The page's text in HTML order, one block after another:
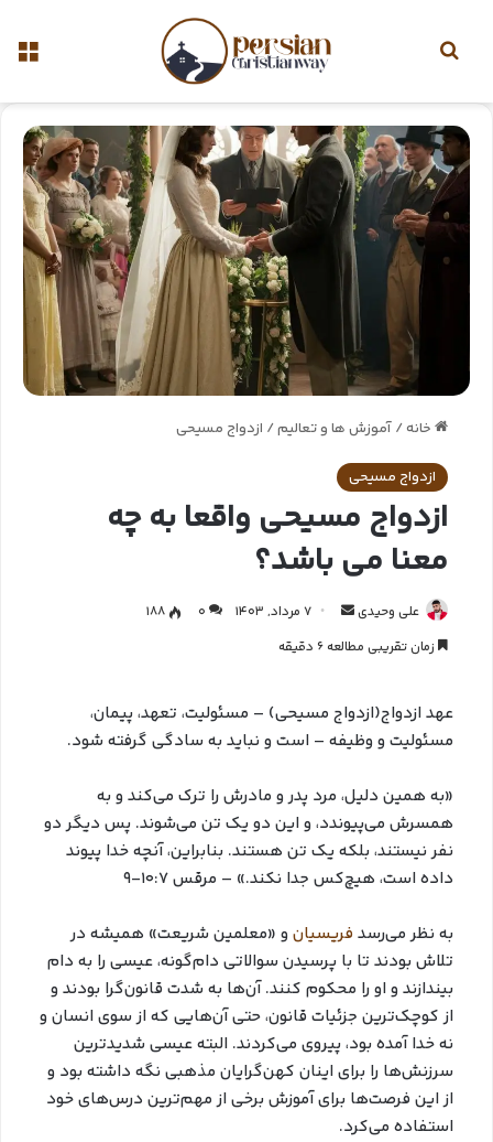
خانه/ آموزش ها و تعالیم/ ازدواج مسیحی
ازدواج مسیحی
ازدواج مسیحی واقعا به چه
معنا می باشد؟
علی وحیدی 7 مرداد, 1403 0
188
زمان تقریبی مطالعه 6 دقیقه
عهد ازدواج(ازدواج مسیحی) – مسئولیت، تعهد، پیمان،
مسئولیت و وظیفه – است و نباید به سادگی گرفته شود.
«به همین دلیل، مرد پدر و مادرش را ترک می‌کند و به
همسرش می‌پیوندد، و این دو یک تن می‌شوند. پس دیگر دو
نفر نیستند، بلکه یک تن هستند. بنابراین، آنچه خدا پیوند
داده است، هیچ‌کس جدا نکند.» – مرقس ۱۰:۷-۹
به نظر می‌رسدفریسیانو «معلمین شریعت» همیشه در
تلاش بودند تا با پرسیدن سوالاتی دام‌گونه، عیسی را به دام
بیندازند و او را محکوم کنند. آن‌ها به شدت قانون‌گرا بودند و
از کوچک‌ترین جزئیات قانون، حتی آن‌هایی که از سوی انسان و
نه خدا آمده بود، پیروی می‌کردند. البته عیسی شدیدترین
سرزنش‌ها را برای اینان کهن‌گرایان مذهبی نگه داشته بود و
از این فرصت‌ها برای آموزش برخی از مهم‌ترین درس‌های خود
استفاده می‌کرد.